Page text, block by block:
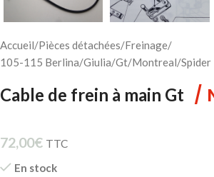
Accueil/Pièces détachées/Freinage/
105-115 Berlina/Giulia/Gt/Montreal/Spider
Cable de frein à main Gt /
72,00€ TTC
En stock